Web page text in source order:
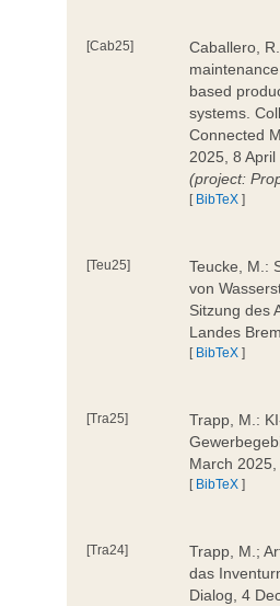
[Cab25]
Caballero,
based
systems.
Connected
2025, 8
(project:
[ BibTeX ]
[Teu25]
Teucke, M.:
von
Sitzung des
Landes
[ BibTeX ]
[Tra25]
Trapp, M.:
March
[ BibTeX ]
[Tra24]
Trapp, M.;
das
Dialog, 4